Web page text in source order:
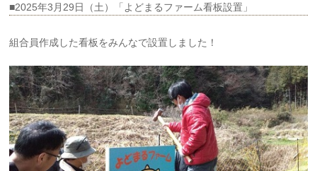
■2025年3月29日（土）「よどまるファーム看板設置」
組合員作成した看板をみんなで設置しました！